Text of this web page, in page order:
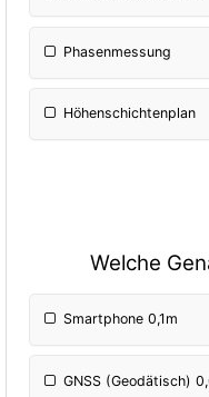
Phasenmessung
Höhenschichtenplan
Welche
Smartphone 0,1m
GNSS (Geodätisch)